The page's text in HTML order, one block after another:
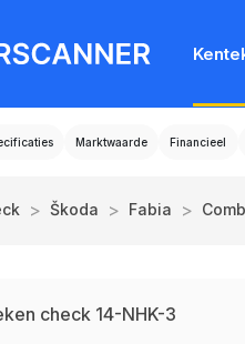
Marktwaarde Financieel
> Škoda > Fabia >
check 14-NHK-3